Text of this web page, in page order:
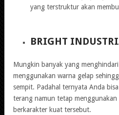
yang terstruktur akan
BRIGHT
Mungkin banyak yang
menggunakan warna gelap
sempit. Padahal ternyata Anda
terang namun tetap
berkarakter kuat tersebut.